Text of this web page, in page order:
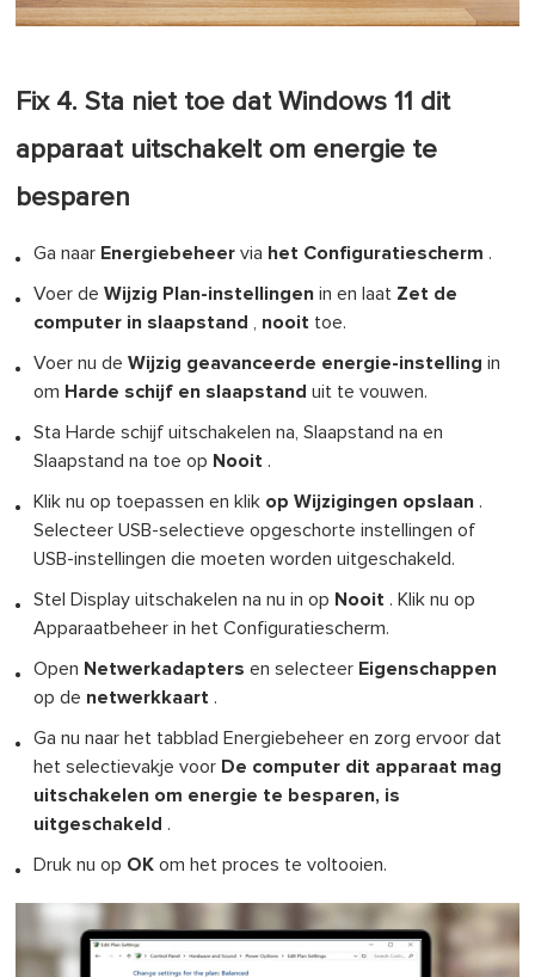
Fix 4. Sta niet toe dat Windows 11 dit
apparaat uitschakelt om energie te
besparen
Ga naar Energiebeheer via het Configuratiescherm .
Voer deWijzig Plan-instellingen in en laat Zet de
computer in slaapstand , nooit toe.
Voer nu deWijzig geavanceerde energie-instelling in
om Harde schijf en slaapstand uit te vouwen.
Sta Harde schijf uitschakelen na, Slaapstand na en
Slaapstand na toe op Nooit .
Klik nu op toepassen en klik op Wijzigingen opslaan .
Selecteer USB-selectieve opgeschorte instellingen of
USB-instellingen die moeten worden uitgeschakeld.
Stel Display uitschakelen na nu in op Nooit . Klik nu op
Apparaatbeheer in het Configuratiescherm.
Open Netwerkadapters en selecteer Eigenschappen
op de netwerkkaart .
Ga nu naar het tabblad Energiebeheer en zorg ervoor dat
het selectievakje voor De computer dit apparaat mag
uitschakelen om energie te besparen, is
uitgeschakeld .
Druk nu op OK om het proces te voltooien.